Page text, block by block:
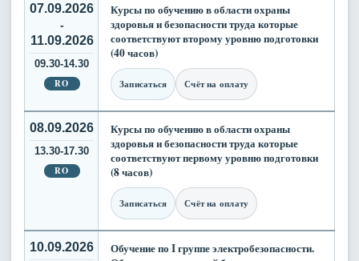
07.09.2026
-
11.09.2026
09.30-14.30
RO
Курсы по обучению в области охраны
здоровья и безопасности труда которые
соответствуют второму уровню подготовки
(40 часов)
Записаться Счёт на оплату
08.09.2026
13.30-17.30
RO
Курсы по обучению в области охраны
здоровья и безопасности труда которые
соответствуют первому уровню подготовки
(8 часов)
Записаться Счёт на оплату
10.09.2026
Обучение по I группе электробезопасности.